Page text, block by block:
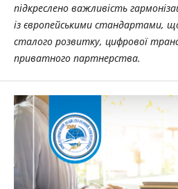
підкреслено важливість
із європейськими стандартами,
сталого розвитку, цифрової
приватного партнерства.